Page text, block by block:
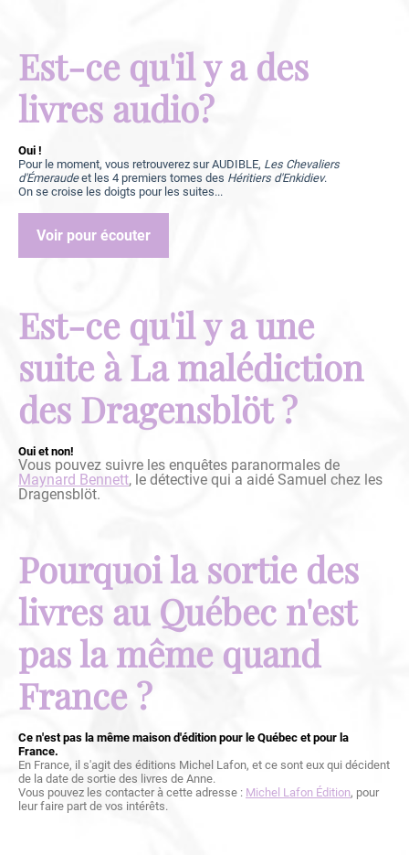
Est-ce qu'il y a des
livres audio?
Oui !
Pour le moment, vous retrouverez sur AUDIBLE, Les Chevaliers
d'Émeraudeet les 4 premiers tomes des Héritiers d'Enkidiev.
On se croise les doigts pour les suites...
Voir pour écouter
Est-ce qu'il y a une
suite à La malédiction
des Dragensblöt ?
Oui et non!
Vous pouvez suivre les enquêtes paranormales de
Maynard Bennett, le détective qui a aidé Samuel chez les
Dragensblöt.
Pourquoi la sortie des
livres au Québec n'est
pas la même quand
France ?
Ce n'est pas la même maison d'édition pour le Québec et pour la
France.
En France, il s'agit des éditions Michel Lafon, et ce sont eux qui décident
de la date de sortie des livres de Anne.
Vous pouvez les contacter à cette adresse : Michel Lafon Édition, pour
leur faire part de vos intérêts.